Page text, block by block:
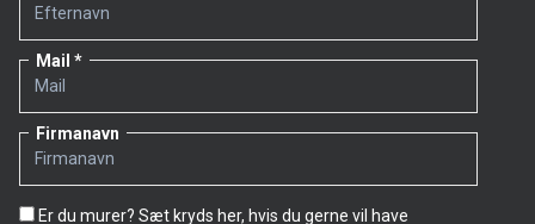
Mail
Firmanavn
Er du murer? Sæt kryds her, hvis du gerne vil have